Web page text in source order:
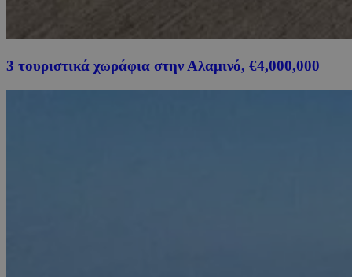
3 τουριστικά χωράφια στην Αλαμινό, €4,000,000